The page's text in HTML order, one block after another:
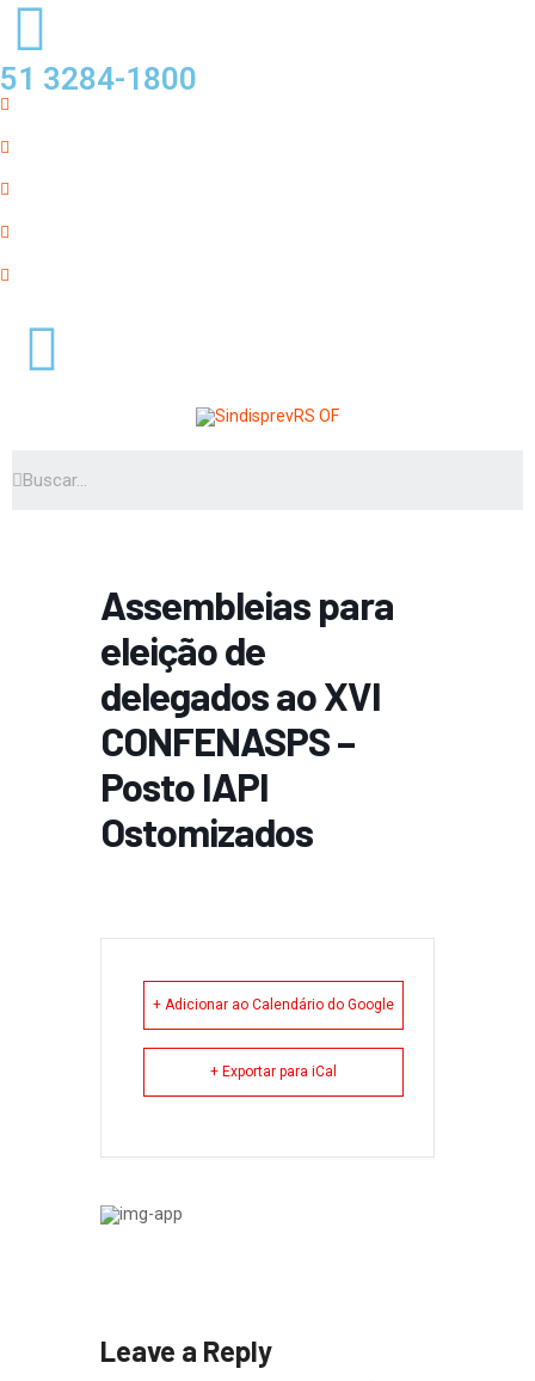
51 3284-1800
Assembleias para
eleição de
delegados ao XVI
CONFENASPS –
Posto IAPI
Ostomizados
+ Adicionar ao Calendário do Google
+ Exportar para iCal
Leave a Reply